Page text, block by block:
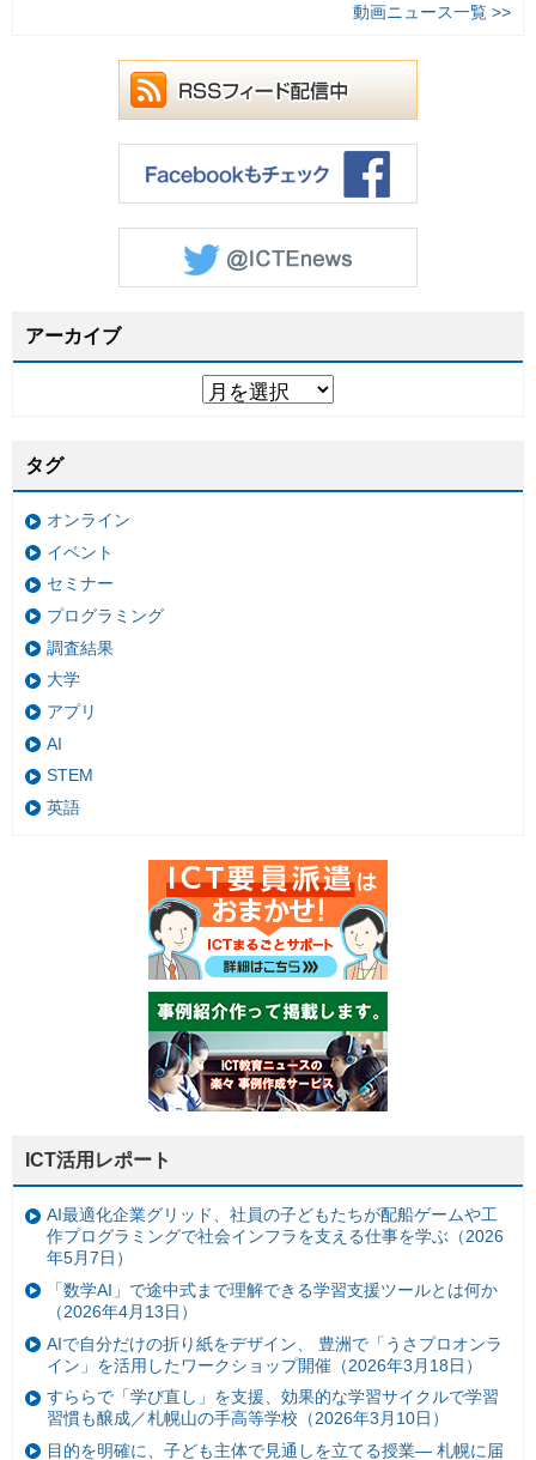
動画ニュース一覧 >>
アーカイブ
タグ
オンライン
イベント
セミナー
プログラミング
調査結果
大学
アプリ
AI
STEM
英語
ICT活用レポート
AI最適化企業グリッド、社員の子どもたちが配船ゲームや工
作プログラミングで社会インフラを支える仕事を学ぶ（2026
年5月7日）
「数学AI」で途中式まで理解できる学習支援ツールとは何か
（2026年4月13日）
AIで自分だけの折り紙をデザイン、 豊洲で「うさプロオンラ
イン」を活用したワークショップ開催（2026年3月18日）
すららで「学び直し」を支援、効果的な学習サイクルで学習
習慣も醸成／札幌山の手高等学校（2026年3月10日）
目的を明確に、子ども主体で見通しを立てる授業— 札幌に届